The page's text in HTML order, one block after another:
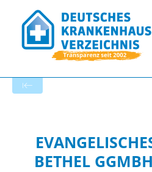
BETHEL